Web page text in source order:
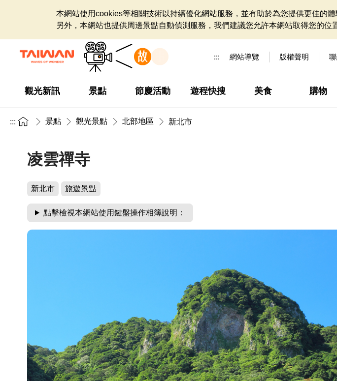
本網站使用cookies等相關技術以持續優化網站服務，並有助於為您提供更佳的
另外，本網站也提供周邊景點自動偵測服務，我們建議您允許本網站取得您的位
::: 網站導覽 版權聲明
觀光新訊 景點 節慶活動 遊程快搜 美食 購物
::: 景點 觀光景點 北部地區 新北市
凌雲禪寺
新北市 旅遊景點
點擊檢視本網站使用鍵盤操作相簿說明：